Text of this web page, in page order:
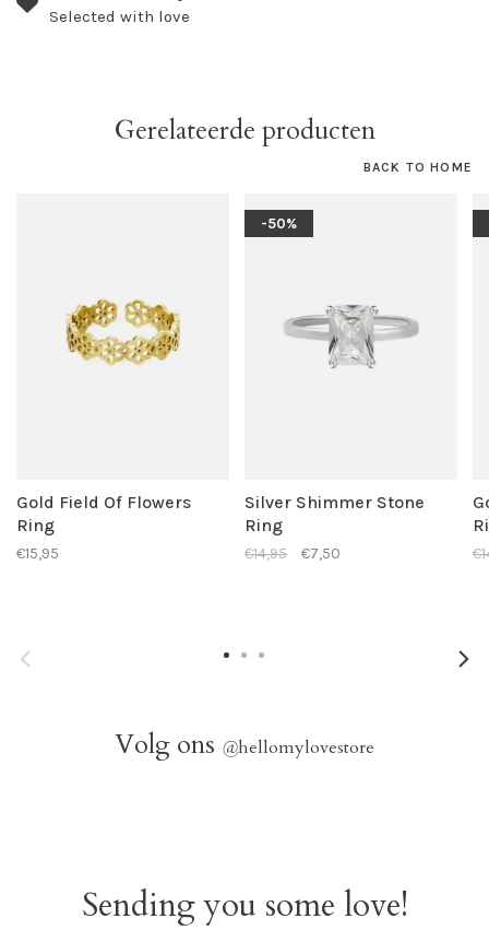
Selected with love
Gerelateerde producten
BACK TO HOME
Gold Field Of Flowers
Ring
€15,95
-50%
Silver Shimmer Stone
Ring
€14,95 €7,50
Volg ons @hellomylovestore
Sending you some love!